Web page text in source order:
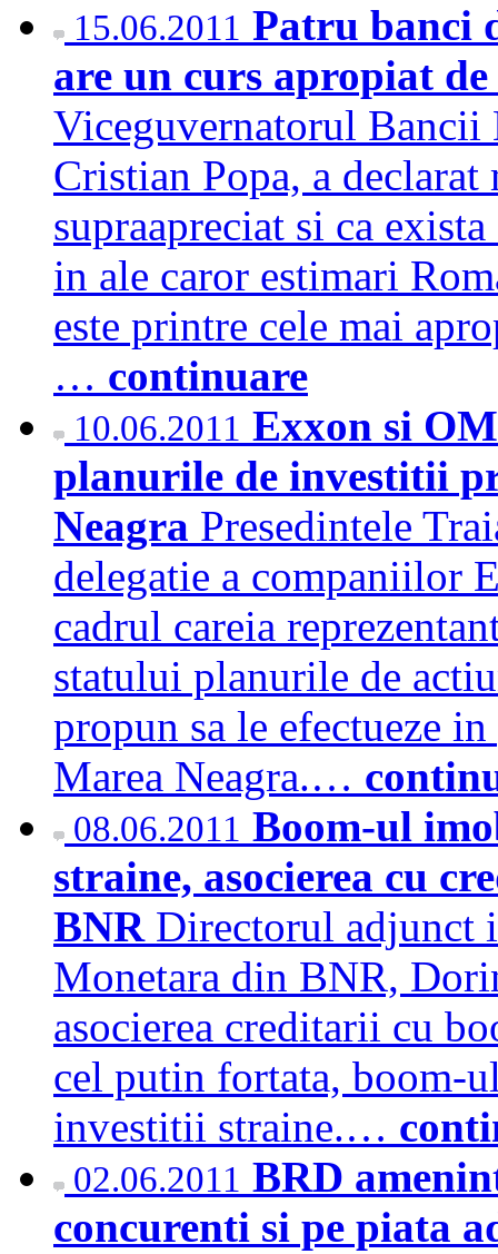
15.06.2011 Patru banci
are un curs apropiat
Viceguvernatorul Bancii
Cristian Popa, a
supraapreciat si ca
in ale caror estimari
este printre cele mai
… continuare
10.06.2011 Exxon si
planurile de investitii
Neagra Presedintele
delegatie a companiilor
cadrul careia
statului planurile de
propun sa le efectueze
Marea Neagra.…
08.06.2011 Boom-ul
straine, asocierea cu
BNR Directorul adjunct
Monetara din BNR,
asocierea creditarii cu
cel putin fortata, boom-
investitii straine.…
02.06.2011 BRD
concurenti si pe piata